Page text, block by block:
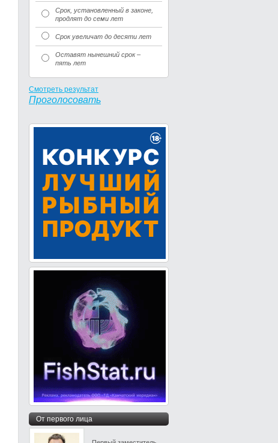
Срок, установленный в законе,
продлят до семи лет
Срок увеличат до десяти лет
Оставят нынешний срок –
пять лет
Смотреть результат
Проголосовать
От первого лица